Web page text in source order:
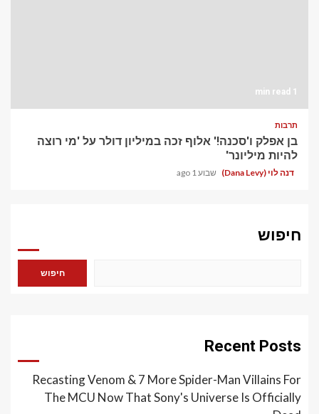
1 min read
תרבות
בן אפלק ו'סכנה!' אלוף זכה במיליון דולר על 'מי רוצה
להיות מיליונר'
דנה לוי (Dana Levy) שבוע 1 ago
חיפוש
חיפוש
Recent Posts
Recasting Venom & 7 More Spider-Man Villains For
The MCU Now That Sony's Universe Is Officially